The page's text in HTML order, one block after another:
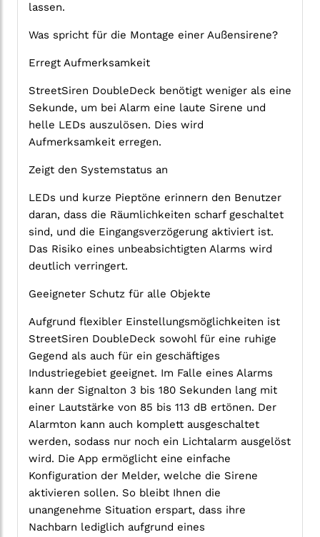
lassen.
Was spricht für die Montage einer Außensirene?
Erregt Aufmerksamkeit
StreetSiren DoubleDeck benötigt weniger als eine
Sekunde, um bei Alarm eine laute Sirene und
helle LEDs auszulösen. Dies wird
Aufmerksamkeit erregen.
Zeigt den Systemstatus an
LEDs und kurze Pieptöne erinnern den Benutzer
daran, dass die Räumlichkeiten scharf geschaltet
sind, und die Eingangsverzögerung aktiviert ist.
Das Risiko eines unbeabsichtigten Alarms wird
deutlich verringert.
Geeigneter Schutz für alle Objekte
Aufgrund flexibler Einstellungsmöglichkeiten ist
StreetSiren DoubleDeck sowohl für eine ruhige
Gegend als auch für ein geschäftiges
Industriegebiet geeignet. Im Falle eines Alarms
kann der Signalton 3 bis 180 Sekunden lang mit
einer Lautstärke von 85 bis 113 dB ertönen. Der
Alarmton kann auch komplett ausgeschaltet
werden, sodass nur noch ein Lichtalarm ausgelöst
wird. Die App ermöglicht eine einfache
Konfiguration der Melder, welche die Sirene
aktivieren sollen. So bleibt Ihnen die
unangenehme Situation erspart, dass ihre
Nachbarn lediglich aufgrund eines